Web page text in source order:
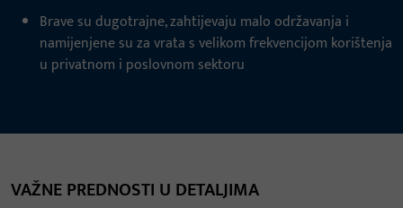
Brave su dugotrajne, zahtijevaju malo održavanja i
namijenjene su za vrata s velikom frekvencijom korištenja
u privatnom i poslovnom sektoru
VAŽNE PREDNOSTI U DETALJIMA